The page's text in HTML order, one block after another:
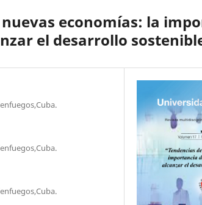
economías: la
el desarrollo